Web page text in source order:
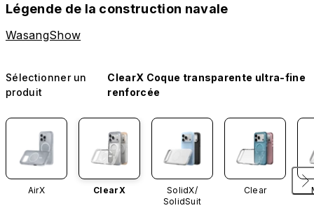
Légende de la construction navale
WasangShow
Sélectionner un
produit
ClearX Coque transparente ultra-fine
renforcée
AirX ClearX
SolidX/
SolidSuit
Clear